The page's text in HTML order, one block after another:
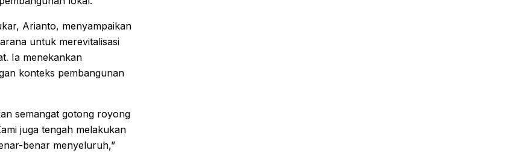
Arianto, menyampaikan
untuk merevitalisasi
Ia menekankan
konteks pembangunan
semangat gotong royong
juga tengah melakukan
benar menyeluruh,”